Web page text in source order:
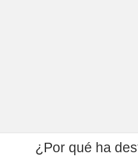
¿Por qué ha